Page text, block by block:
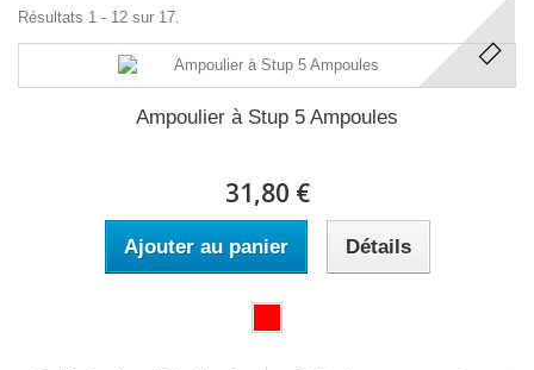
Résultats 1 - 12 sur 17.
Ampoulier à Stup 5 Ampoules
31,80 €
Ajouter au panier Détails